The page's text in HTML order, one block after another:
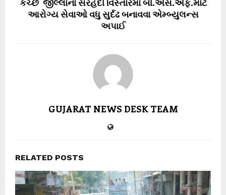
કચ્છ જીલ્લાનાં સરહદી વિસ્તારમા બી.એસ.એફ.માટે
આરોગ્ય સેવાઓ વધુ સુર્દઢ બનાવવા એમ્બ્યુલન્સ
અપાઈ
GUJARAT NEWS DESK TEAM
RELATED POSTS